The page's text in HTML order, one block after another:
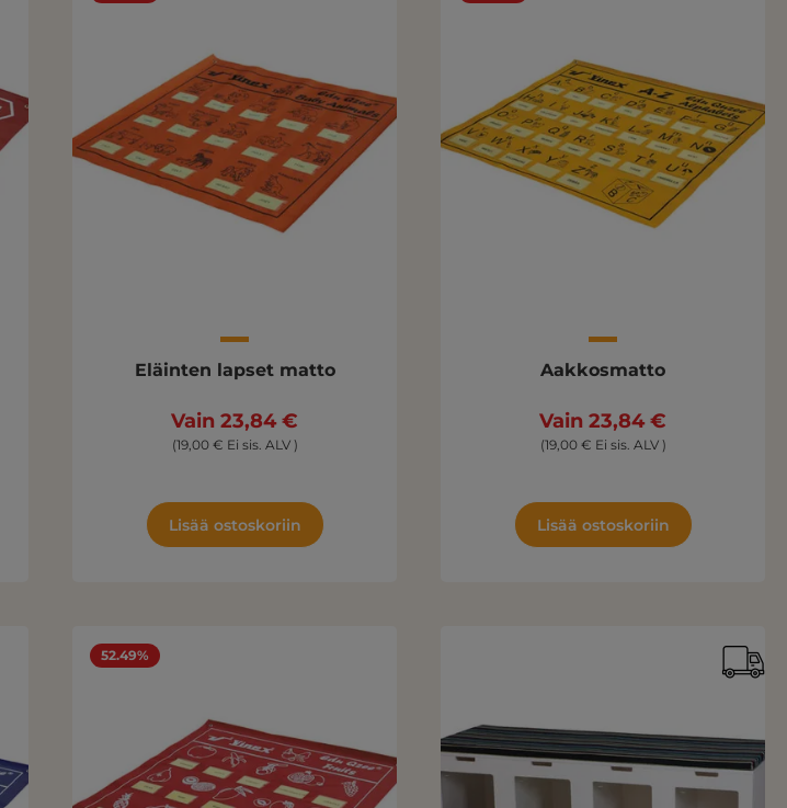
Eläinten lapset matto
Vain 23,84 €
(19,00 € Ei sis. ALV )
Lisää ostoskoriin
Aakkosmatto
Vain 23,84 €
(19,00 € Ei sis. ALV )
Lisää ostoskoriin
52.49%